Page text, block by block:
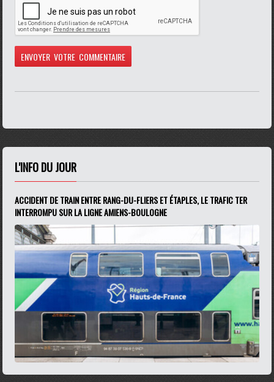
L'INFO DU JOUR
ACCIDENT DE TRAIN ENTRE RANG-DU-FLIERS ET ÉTAPLES, LE TRAFIC TER
INTERROMPU SUR LA LIGNE AMIENS-BOULOGNE